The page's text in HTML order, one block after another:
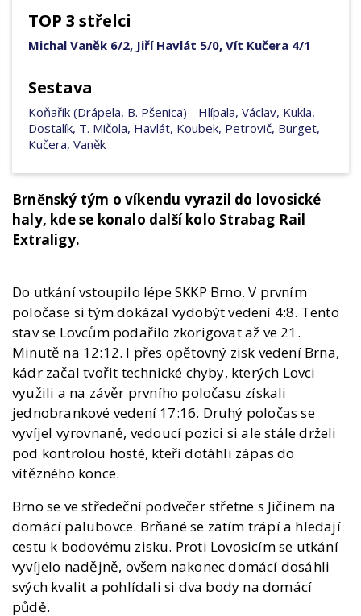
TOP 3 střelci
Michal Vaněk 6/2, Jiří Havlát 5/0, Vít Kučera 4/1
Sestava
Koňařík (Drápela, B. Pšenica) - Hlípala, Václav, Kukla,
Dostalík, T. Mičola, Havlát, Koubek, Petrovič, Burget,
Kučera, Vaněk
Brněnský tým o víkendu vyrazil do lovosické
haly, kde se konalo další kolo Strabag Rail
Extraligy.
Do utkání vstoupilo lépe SKKP Brno. V prvním
poločase si tým dokázal vydobýt vedení 4:8. Tento
stav se Lovcům podařilo zkorigovat až ve 21.
Minutě na 12:12. I přes opětovný zisk vedení Brna,
kádr začal tvořit technické chyby, kterých Lovci
využili a na závěr prvního poločasu získali
jednobrankové vedení 17:16. Druhý poločas se
vyvíjel vyrovnaně, vedoucí pozici si ale stále drželi
pod kontrolou hosté, kteří dotáhli zápas do
vítězného konce.
Brno se ve středeční podvečer střetne s Jičínem na
domácí palubovce. Brňané se zatím trápí a hledají
cestu k bodovému zisku. Proti Lovosicím se utkání
vyvíjelo nadějně, ovšem nakonec domácí dosáhli
svých kvalit a pohlídali si dva body na domácí
půdě.